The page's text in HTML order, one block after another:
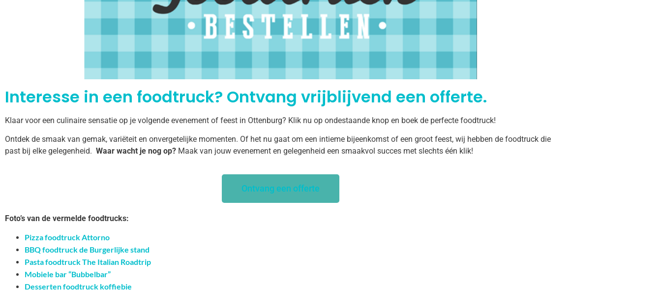
Interesse in een foodtruck? Ontvang vrijblijvend een offerte.
Klaar voor een culinaire sensatie op je volgende evenement of feest in Ottenburg? Klik nu op ondestaande knop en boek de perfecte foodtruck!
Ontdek de smaak van gemak, variëteit en onvergetelijke momenten. Of het nu gaat om een intieme bijeenkomst of een groot feest, wij hebben de foodtruck die
past bij elke gelegenheid. Waar wacht je nog op? Maak van jouw evenement en gelegenheid een smaakvol succes met slechts één klik!
Ontvang een offerte
Foto’s van de vermelde foodtrucks:
Pizza foodtruck Attorno
BBQ foodtruck de Burgerlijke stand
Pasta foodtruck The Italian Roadtrip
Mobiele bar “Bubbelbar”
Desserten foodtruck koffiebie